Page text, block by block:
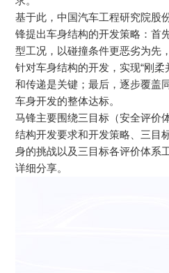
基于此，中国汽车工程研究院股
锋提出车身结构的开发策略：首
型工况，以碰撞条件更恶劣为先
针对车身结构的开发，实现“刚
和传递是关键；最后，逐步覆盖
车身开发的整体达标。
马锋主要围绕三目标（安全评价
结构开发要求和开发策略、三目
身的挑战以及三目标各评价体系
详细分享。